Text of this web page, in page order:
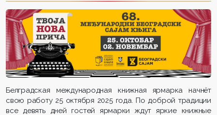
Белградская международная книжная ярмарка начнёт
свою работу 25 октября 2025 года. По доброй традиции
все девять дней гостей ярмарки ждут яркие книжные